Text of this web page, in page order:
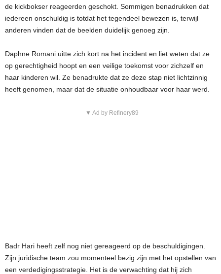
de kickbokser reageerden geschokt. Sommigen benadrukken dat
iedereen onschuldig is totdat het tegendeel bewezen is, terwijl
anderen vinden dat de beelden duidelijk genoeg zijn.
Daphne Romani uitte zich kort na het incident en liet weten dat ze
op gerechtigheid hoopt en een veilige toekomst voor zichzelf en
haar kinderen wil. Ze benadrukte dat ze deze stap niet lichtzinnig
heeft genomen, maar dat de situatie onhoudbaar voor haar werd.
▼ Ad by Refinery89
Badr Hari heeft zelf nog niet gereageerd op de beschuldigingen.
Zijn juridische team zou momenteel bezig zijn met het opstellen van
een verdedigingsstrategie. Het is de verwachting dat hij zich